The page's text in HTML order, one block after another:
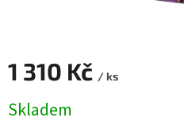
1 310 Kč / ks
cena:
Skladem